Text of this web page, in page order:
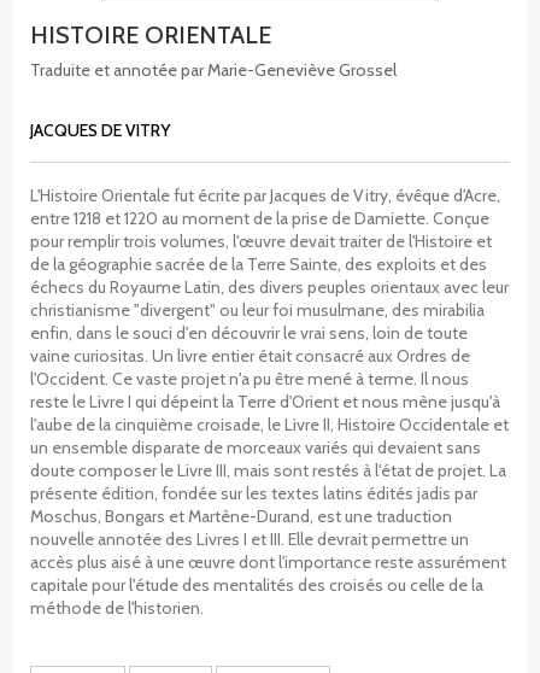
HISTOIRE ORIENTALE
Traduite et annotée par Marie-Geneviève Grossel
JACQUES DE VITRY
L'Histoire Orientale fut écrite par Jacques de Vitry, évêque d'Acre,
entre 1218 et 1220 au moment de la prise de Damiette. Conçue
pour remplir trois volumes, l'œuvre devait traiter de l'Histoire et
de la géographie sacrée de la Terre Sainte, des exploits et des
échecs du Royaume Latin, des divers peuples orientaux avec leur
christianisme "divergent" ou leur foi musulmane, des mirabilia
enfin, dans le souci d'en découvrir le vrai sens, loin de toute
vaine curiositas. Un livre entier était consacré aux Ordres de
l'Occident. Ce vaste projet n'a pu être mené à terme. Il nous
reste le Livre I qui dépeint la Terre d'Orient et nous mène jusqu'à
l'aube de la cinquième croisade, le Livre II, Histoire Occidentale et
un ensemble disparate de morceaux variés qui devaient sans
doute composer le Livre III, mais sont restés à l'état de projet. La
présente édition, fondée sur les textes latins édités jadis par
Moschus, Bongars et Martène-Durand, est une traduction
nouvelle annotée des Livres I et III. Elle devrait permettre un
accès plus aisé à une œuvre dont l'importance reste assurément
capitale pour l'étude des mentalités des croisés ou celle de la
méthode de l'historien.